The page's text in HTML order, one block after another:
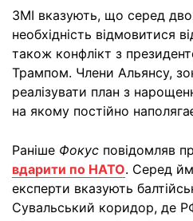
ЗМІ вказують, що серед
необхідність відмовитися
також конфлікт з
Трампом. Члени Альянсу,
реалізувати план з
на якому постійно
Раніше Фокус повідомляв
вдарити по НАТО. Серед
експерти вказують
Сувальський коридор, де